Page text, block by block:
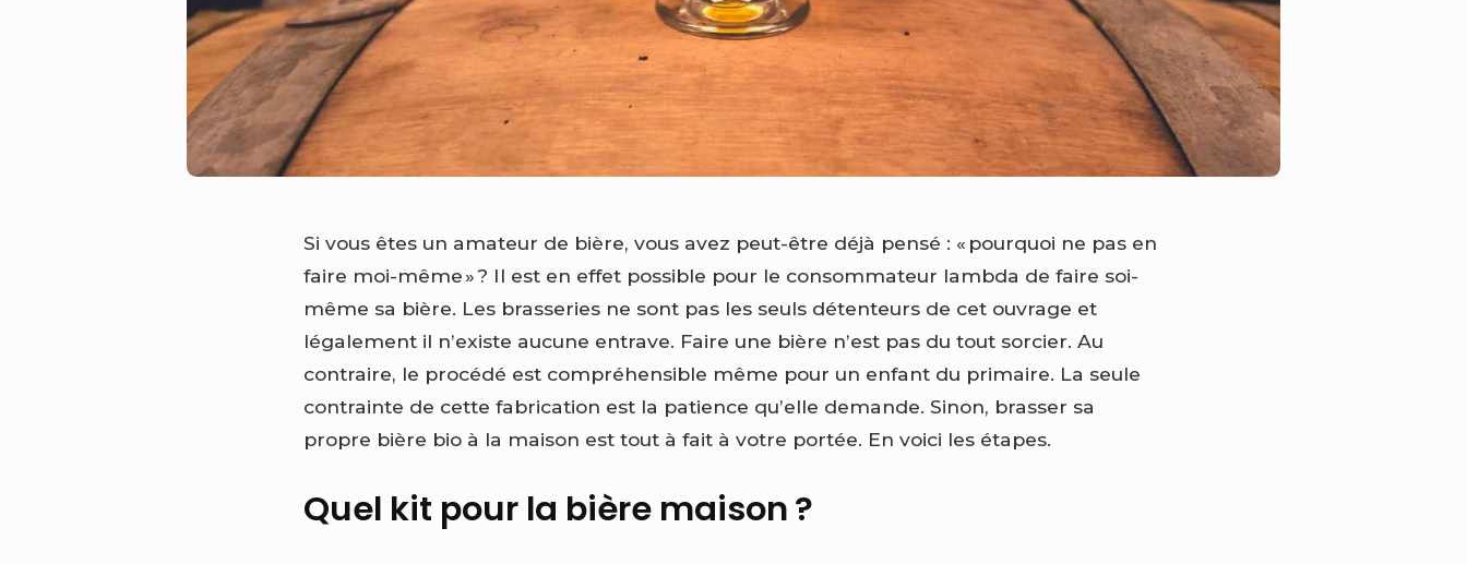
Si vous êtes un amateur de bière, vous avez peut-être déjà pensé : « pourquoi ne pas en
faire moi-même » ? Il est en effet possible pour le consommateur lambda de faire soi-
même sa bière. Les brasseries ne sont pas les seuls détenteurs de cet ouvrage et
légalement il n’existe aucune entrave. Faire une bière n’est pas du tout sorcier. Au
contraire, le procédé est compréhensible même pour un enfant du primaire. La seule
contrainte de cette fabrication est la patience qu’elle demande. Sinon, brasser sa
propre bière bio à la maison est tout à fait à votre portée. En voici les étapes.
Quel kit pour la bière maison ?